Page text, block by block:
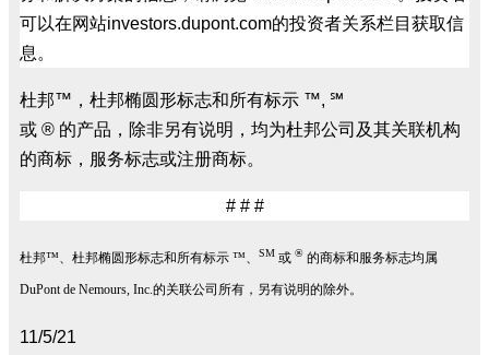
可以在网站investors.dupont.com的投资者关系栏目获取信
息。
杜邦™ ，杜邦椭圆形标志和所有标示 ™, ℠
或 ® 的产品，除非另有说明，均为杜邦公司及其关联机构
的商标，服务标志或注册商标。
# # #
杜邦™、杜邦椭圆形标志和所有标示 ™、 SM 或 ® 的商标和服务标志均属
DuPont de Nemours, Inc.的关联公司所有，另有说明的除外。
11/5/21